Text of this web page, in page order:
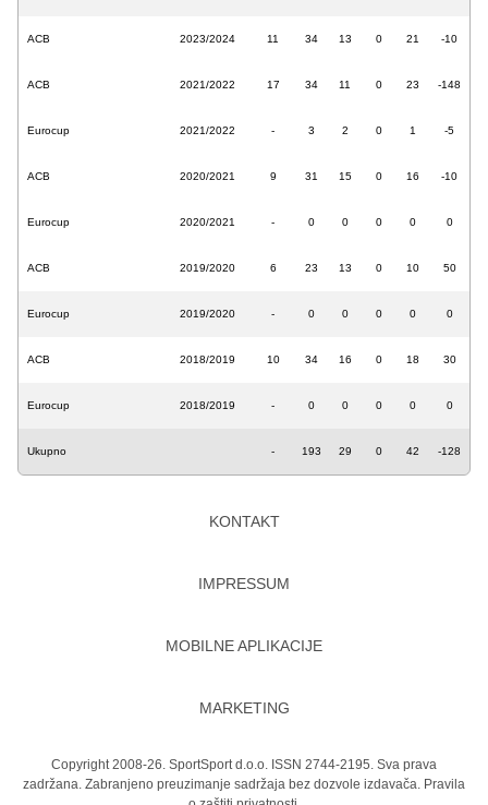
ACB 2023/2024 11 34 13 0 21 -10
ACB 2021/2022 17 34 11 0 23 -148
Eurocup 2021/2022 - 3 2 0 1 -5
ACB 2020/2021 9 31 15 0 16 -10
Eurocup 2020/2021 - 0 0 0 0 0
ACB 2019/2020 6 23 13 0 10 50
Eurocup 2019/2020 - 0 0 0 0 0
ACB 2018/2019 10 34 16 0 18 30
Eurocup 2018/2019 - 0 0 0 0 0
Ukupno - 193 29 0 42 -128
KONTAKT
IMPRESSUM
MOBILNE APLIKACIJE
MARKETING
Copyright 2008-26. SportSport d.o.o. ISSN 2744-2195. Sva prava
zadržana. Zabranjeno preuzimanje sadržaja bez dozvole izdavača. Pravila